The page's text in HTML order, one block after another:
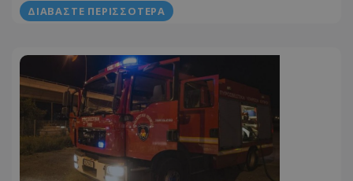
ΔΙΑΒΆΣΤΕ ΠΕΡΙΣΣΌΤΕΡΑ